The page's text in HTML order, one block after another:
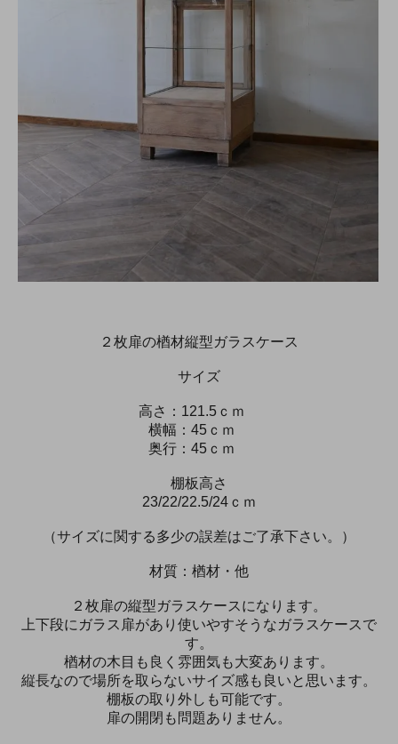
２枚扉の楢材縦型ガラスケース
サイズ
高さ：121.5ｃｍ
横幅：45ｃｍ
奥行：45ｃｍ
棚板高さ
23/22/22.5/24ｃｍ
（サイズに関する多少の誤差はご了承下さい。）
材質：楢材・他
２枚扉の縦型ガラスケースになります。
上下段にガラス扉があり使いやすそうなガラスケースで
す。
楢材の木目も良く雰囲気も大変あります。
縦長なので場所を取らないサイズ感も良いと思います。
棚板の取り外しも可能です。
扉の開閉も問題ありません。